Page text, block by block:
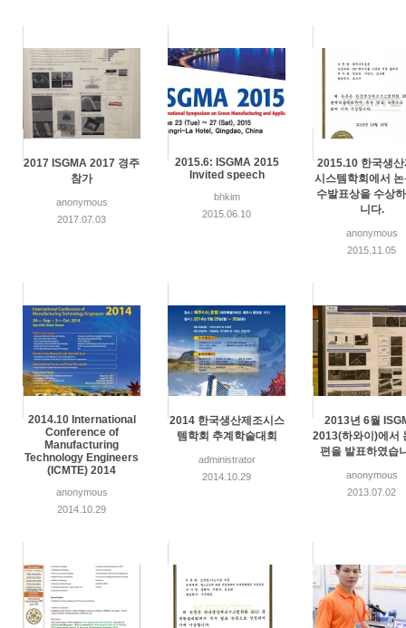
2017 ISGMA 2017 경주
참가
anonymous
2017.07.03
2015.6: ISGMA 2015
Invited speech
bhkim
2015.06.10
2015.10 한국생
시스템학회에서
수발표상을 수상
니다.
anonymous
2015.11.05
2014.10 International
Conference of
Manufacturing
Technology Engineers
(ICMTE) 2014
anonymous
2014.10.29
2014 한국생산제조시스
템학회 추계학술대회
administrator
2014.10.29
2013년 6월
2013(하와이)에서
편을 발표하였습
anonymous
2013.07.02